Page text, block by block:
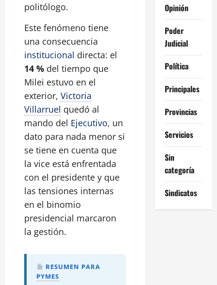
politólogo.
Este fenómeno tiene
una consecuencia
institucional directa: el
14 % del tiempo que
Milei estuvo en el
exterior, Victoria
Villarruel quedó al
mando del Ejecutivo, un
dato para nada menor si
se tiene en cuenta que
la vice está enfrentada
con el presidente y que
las tensiones internas
en el binomio
presidencial marcaron
la gestión.
RESUMEN PARA
PYMES
Opinión
Poder
Judicial
Política
Principales
Provincias
Servicios
Sin
categoría
Sindicatos